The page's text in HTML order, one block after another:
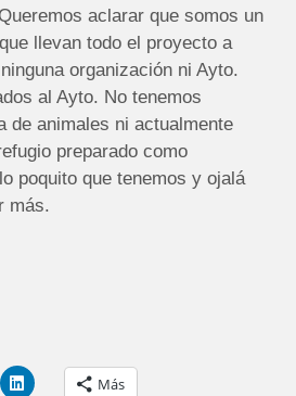
aclarar que somos un
llevan todo el proyecto a
organización ni Ayto.
al Ayto. No tenemos
de animales ni actualmente
preparado como
poquito que tenemos y ojalá
más.
Más